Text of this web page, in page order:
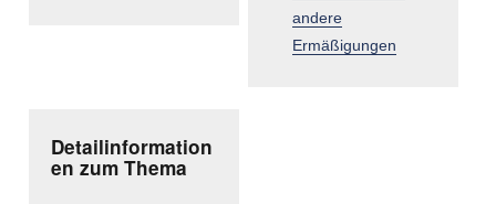
andere
Ermäßigungen
Detailinformation
en zum Thema